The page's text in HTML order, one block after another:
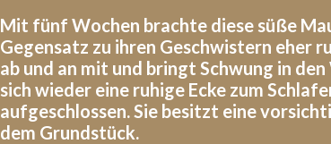
Mit fünf Wochen brachte diese süße
Gegensatz zu ihren Geschwistern eher
ab und an mit und bringt Schwung in
sich wieder eine ruhige Ecke zum
aufgeschlossen. Sie besitzt eine
dem Grundstück.